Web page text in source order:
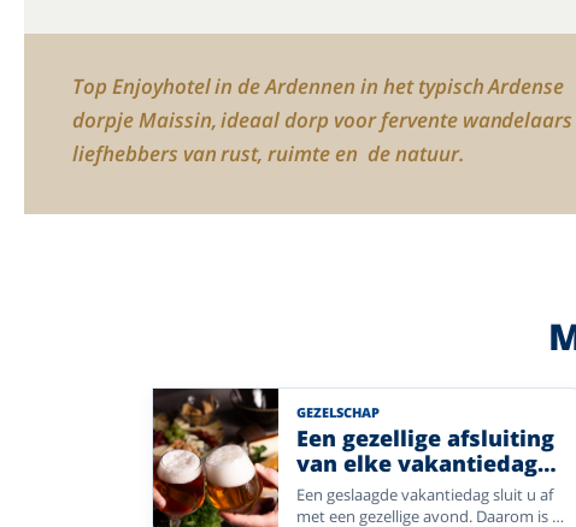
Top Enjoyhotel in de Ardennen in het typisch Ardense
dorpje Maissin, ideaal dorp voor fervente wandelaars
liefhebbers van rust, ruimte en de natuur.
GEZELSCHAP
Een gezellige afsluiting
van elke vakantiedag
bij Enjoyhotels.
Een geslaagde vakantiedag sluit u af
met een gezellige avond. Daarom is bij